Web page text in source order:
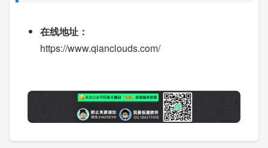
在线地址：
https://www.qianclouds.com/